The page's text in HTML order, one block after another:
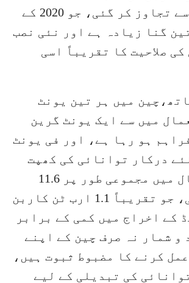
ارب کلو واٹ سے تجاوز کر گئی، جو 2020 کے
گنا زیادہ ہے اور نئی نصب
صلاحیت کا تقریباً اسی
میں ہر تین یونٹ
میں سے ایک یونٹ گرین
ہو رہا ہے، اور فی یونٹ
درکار توانائی کی کھپت
گزشتہ چار سال میں مجموعی طور پر 11.6
فیصد کم ہوئی، جو تقریباً 1.1 ارب ٹن کاربن
کے اخراج میں کمی کے برابر
و شمار نہ صرف چین کے اپنے
کرنے کا مضبوط ثبوت ہیں،
کی تبدیلی کے لیے